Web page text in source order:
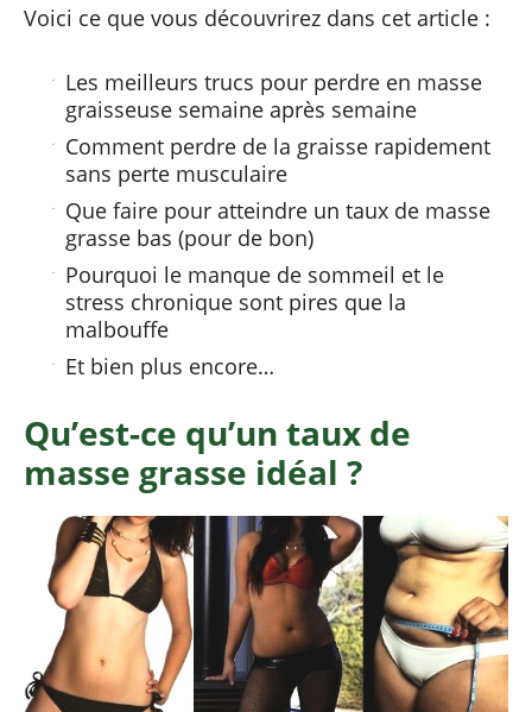
Voici ce que vous découvrirez dans cet article :
Les meilleurs trucs pour perdre en masse
graisseuse semaine après semaine
Comment perdre de la graisse rapidement
sans perte musculaire
Que faire pour atteindre un taux de masse
grasse bas (pour de bon)
Pourquoi le manque de sommeil et le
stress chronique sont pires que la
malbouffe
Et bien plus encore…
Qu’est-ce qu’un taux de
masse grasse idéal ?